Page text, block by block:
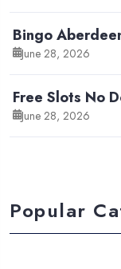
Bingo
June 28, 2026
Free Slots No
June 28, 2026
Popular